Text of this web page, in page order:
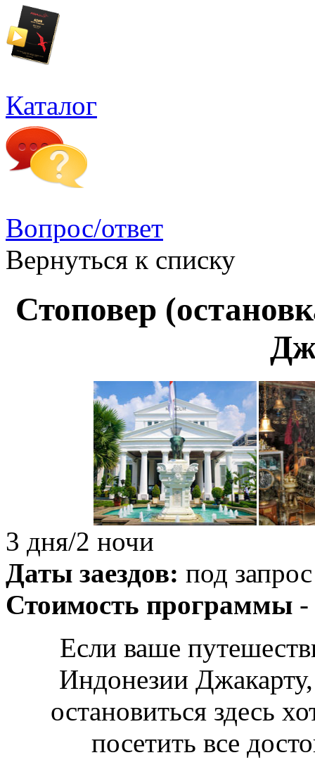
Каталог
Вопрос/ответ
Вернуться к списку
Стоповер
3 дня/2 ночи
Даты заездов: под запрос
Стоимость программы -
Если ваше
Индонезии
остановиться здесь
посетить все